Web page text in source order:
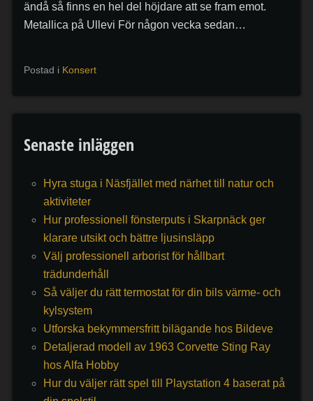
ändå så finns en hel del höjdare att se fram emot.
Metallica på Ullevi För någon vecka sedan…
Postad i Konsert
Senaste inläggen
Hyra stuga i Näsfjället med närhet till natur och
aktiviteter
Hur professionell fönsterputs i Skarpnäck ger
klarare utsikt och bättre ljusinsläpp
Välj professionell arborist för hållbart
trädunderhåll
Så väljer du rätt termostat för din bils värme- och
kylsystem
Utforska bekymmersfritt bilägande hos Bildeve
Detaljerad modell av 1963 Corvette Sting Ray
hos Alfa Hobby
Hur du väljer rätt spel till Playstation 4 baserat på